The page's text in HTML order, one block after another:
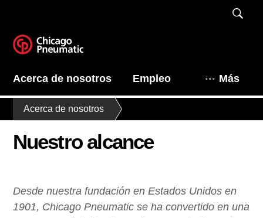
Más
Acerca de nosotros Empleo
Acerca de nosotros
Nuestro alcance
Desde nuestra fundación en Estados Unidos en
1901, Chicago Pneumatic se ha convertido en una